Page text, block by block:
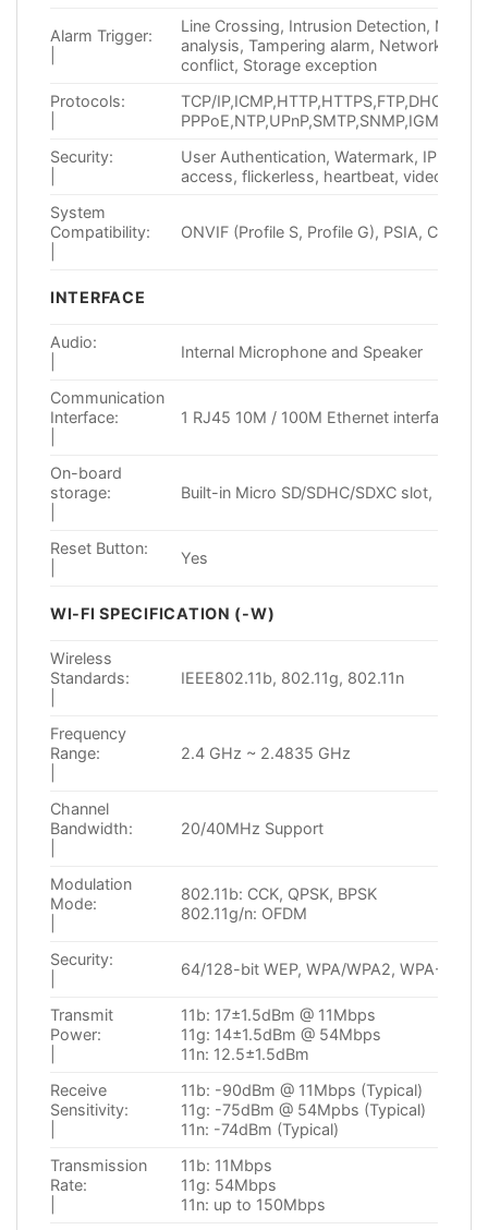
Alarm Trigger:
Line Crossing, Intrusion Detection,
analysis, Tampering alarm, Network
conflict, Storage exception
Protocols:
TCP/
Security:
User Authentication, Watermark, IP
access, flickerless, heartbeat, video mask
System
Compatibility:
ONVIF (Profile S, Profile G), PSIA, CGI,
INTERFACE
Audio:
Internal Microphone and Speaker
Communication
Interface:
1 RJ45 10M / 100M Ethernet interface
On-board
storage:
Built-in Micro SD/SDHC/SDXC slot, up to
Reset Button:
Yes
WI-FI SPECIFICATION (-W)
Wireless
Standards:
IEEE802.11b, 802.11g, 802.11n
Frequency
Range:
2.4 GHz ~ 2.4835 GHz
Channel
Bandwidth:
20/40MHz Support
Modulation
Mode:
802.11b: CCK, QPSK, BPSK
802.11g/n: OFDM
Security:
64/128-bit WEP, WPA/WPA2, WPA-PSK/
Transmit
Power:
11b: 17±1.5dBm @ 11Mbps
11g: 14±1.5dBm @ 54Mbps
11n: 12.5±1.5dBm
Receive
Sensitivity:
11b: -90dBm @ 11Mbps (Typical)
11g: -75dBm @ 54Mpbs (Typical)
11n: -74dBm (Typical)
Transmission
Rate:
11b: 11Mbps
11g: 54Mbps
11n: up to 150Mbps